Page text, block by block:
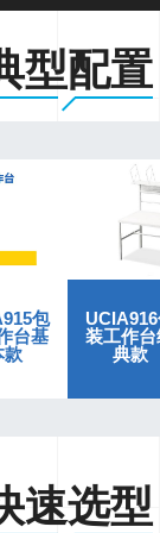
型配置
包
台基
款
装工作台
典款
速选型